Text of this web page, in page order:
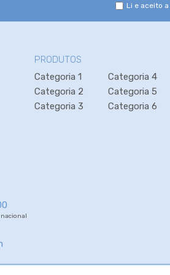
Li e aceito a
PRODUTOS
Categoria 1
Categoria 2
Categoria 3
Categoria 4
Categoria 5
Categoria 6
nacional